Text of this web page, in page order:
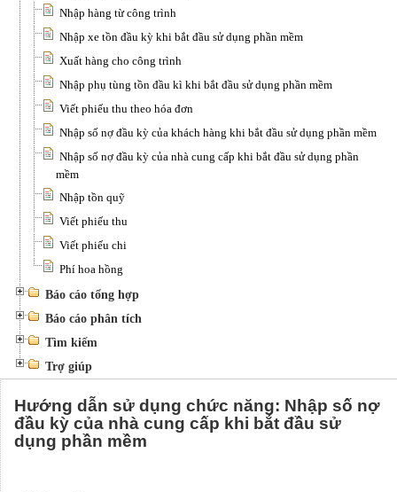
Nhập hàng từ công trình
Nhập xe tồn đầu kỳ khi bắt đầu sử dụng phần mềm
Xuất hàng cho công trình
Nhập phụ tùng tồn đầu kì khi bắt đầu sử dụng phần mềm
Viết phiếu thu theo hóa đơn
Nhập số nợ đầu kỳ của khách hàng khi bắt đầu sử dụng phần mềm
Nhập số nợ đầu kỳ của nhà cung cấp khi bắt đầu sử dụng phần
mềm
Nhập tồn quỹ
Viết phiếu thu
Viết phiếu chi
Phí hoa hồng
Báo cáo tổng hợp
Báo cáo phân tích
Tìm kiếm
Trợ giúp
Hướng dẫn sử dụng chức năng: Nhập số nợ
đầu kỳ của nhà cung cấp khi bắt đầu sử
dụng phần mềm